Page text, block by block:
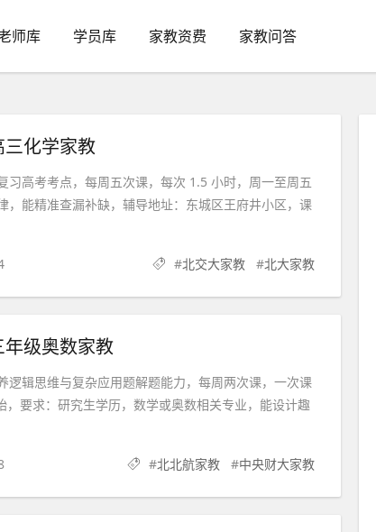
师库 学员库 家教资费 家教问答
化学家教
习高考考点，每周五次课，每次 1.5 小时，周一至周五
，能精准查漏补缺，辅导地址：东城区王府井小区，课
#北交大家教 #北大家教
级奥数家教
逻辑思维与复杂应用题解题能力，每周两次课，一次课
要求：研究生学历，数学或奥数相关专业，能设计趣
#北北航家教 #中央财大家教